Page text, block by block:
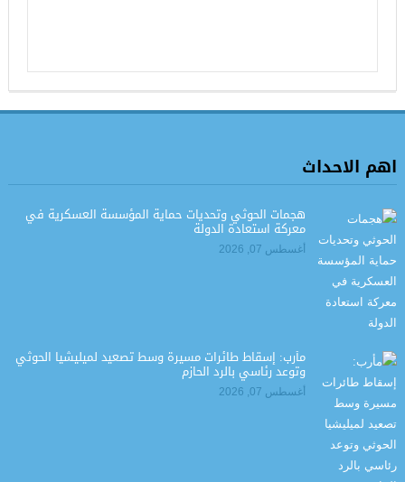
اهم الاحداث
هجمات الحوثي وتحديات حماية المؤسسة العسكرية في
معركة استعادة الدولة
أغسطس 07, 2026
مأرب: إسقاط طائرات مسيرة وسط تصعيد لميليشيا الحوثي
وتوعد رئاسي بالرد الحازم
أغسطس 07, 2026